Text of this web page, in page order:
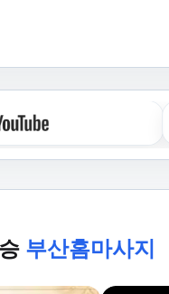
부산홈마사지